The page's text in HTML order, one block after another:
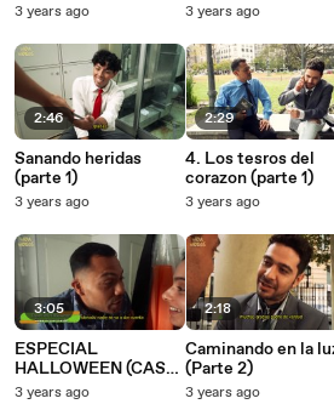
3 years ago
2:46
Sanando heridas
(parte 1)
3 years ago
3:05
ESPECIAL
HALLOWEEN (CASA
ENCANTADA)
3 years ago
3 years ago
2:29
4. Los tesros del
corazon (parte 1)
3 years ago
2:18
Caminando en la
(Parte 2)
3 years ago